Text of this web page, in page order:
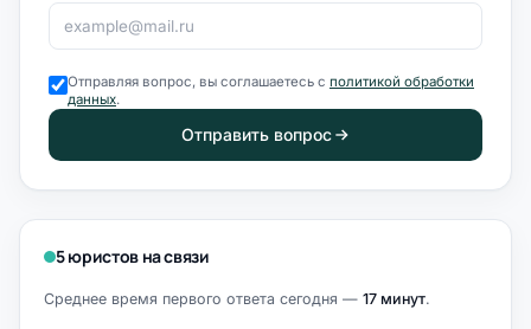
Отправляя вопрос, вы соглашаетесь с политикой обработки
данных.
Отправить вопрос
5 юристов на связи
Среднее время первого ответа сегодня — 17 минут.